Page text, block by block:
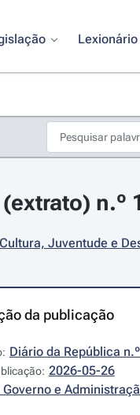
Lexionário
n.º
Cultura, Juventude e
da publicação
Diário da República
2026-05-26
Governo e